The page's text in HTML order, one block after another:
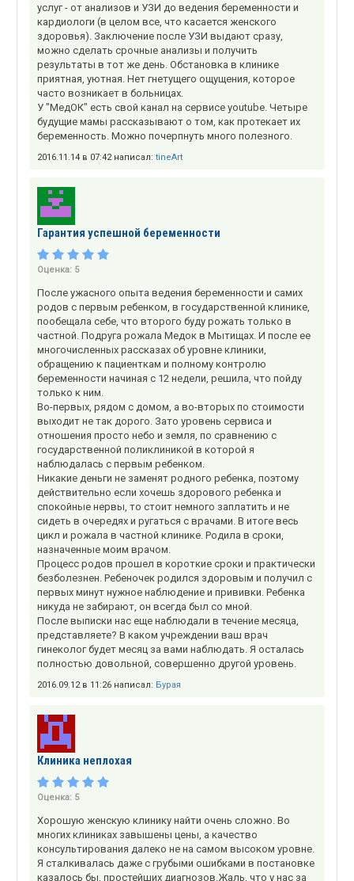
услуг - от анализов и УЗИ до ведения беременности и
кардиологи (в целом все, что касается женского
здоровья). Заключение после УЗИ выдают сразу,
можно сделать срочные анализы и получить
результаты в тот же день. Обстановка в клинике
приятная, уютная. Нет гнетущего ощущения, которое
часто возникает в больницах.
У "МедОК" есть свой канал на сервисе youtube. Четыре
будущие мамы рассказывают о том, как протекает их
беременность. Можно почерпнуть много полезного.
2016.11.14 в 07:42 написал: tineArt
Гарантия успешной беременности
Оценка: 5
После ужасного опыта ведения беременности и самих
родов с первым ребенком, в государственной клинике,
пообещала себе, что второго буду рожать только в
частной. Подруга рожала Медок в Мытищах. И после ее
многочисленных рассказах об уровне клиники,
обращению к пациенткам и полному контролю
беременности начиная с 12 недели, решила, что пойду
только к ним.
Во-первых, рядом с домом, а во-вторых по стоимости
выходит не так дорого. Зато уровень сервиса и
отношения просто небо и земля, по сравнению с
государственной поликлиникой в которой я
наблюдалась с первым ребенком.
Никакие деньги не заменят родного ребенка, поэтому
действительно если хочешь здорового ребенка и
спокойные нервы, то стоит немного заплатить и не
сидеть в очередях и ругаться с врачами. В итоге весь
цикл и рожала в частной клинике. Родила в сроки,
назначенные моим врачом.
Процесс родов прошел в короткие сроки и практически
безболезнен. Ребеночек родился здоровым и получил с
первых минут нужное наблюдение и прививки. Ребенка
никуда не забирают, он всегда был со мной.
После выписки нас еще наблюдали в течение месяца,
представляете? В каком учреждении ваш врач
гинеколог будет месяц за вами наблюдать. Я осталась
полностью довольной, совершенно другой уровень.
2016.09.12 в 11:26 написал: Бурая
Клиника неплохая
Оценка: 5
Хорошую женскую клинику найти очень сложно. Во
многих клиниках завышены цены, а качество
консультирования далеко не на самом высоком уровне.
Я сталкивалась даже с грубыми ошибками в постановке
казалось бы, простейших диагнозов.Жаль, что у нас за